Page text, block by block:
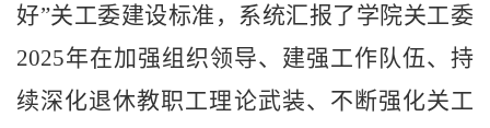
好”关工委建设标准，系统汇报了学院关工委
2025年在加强组织领导、建强工作队伍、持
续深化退休教职工理论武装、不断强化关工